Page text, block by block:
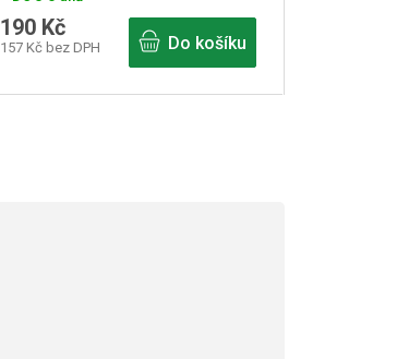
157 Kč bez DPH
190 Kč
Do košíku